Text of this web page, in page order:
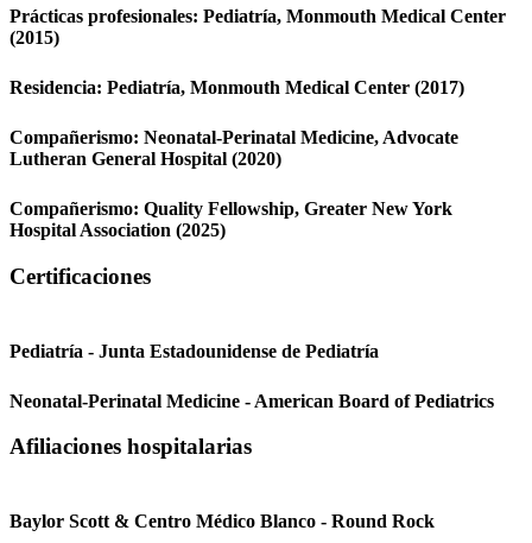
Prácticas profesionales: Pediatría, Monmouth Medical Center
(2015)
Residencia: Pediatría, Monmouth Medical Center (2017)
Compañerismo: Neonatal-Perinatal Medicine, Advocate
Lutheran General Hospital (2020)
Compañerismo: Quality Fellowship, Greater New York
Hospital Association (2025)
Certificaciones
Pediatría - Junta Estadounidense de Pediatría
Neonatal-Perinatal Medicine - American Board of Pediatrics
Afiliaciones hospitalarias
Baylor Scott & Centro Médico Blanco - Round Rock